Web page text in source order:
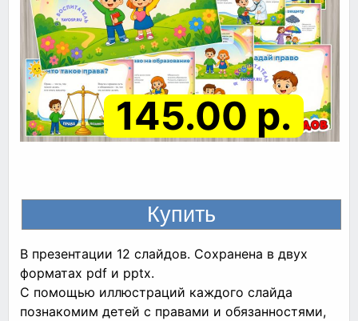
145.00 р.
В презентации 12 слайдов. Сохранена в двух
форматах pdf и pptx.
С помощью иллюстраций каждого слайда
познакомим детей с правами и обязанностями,